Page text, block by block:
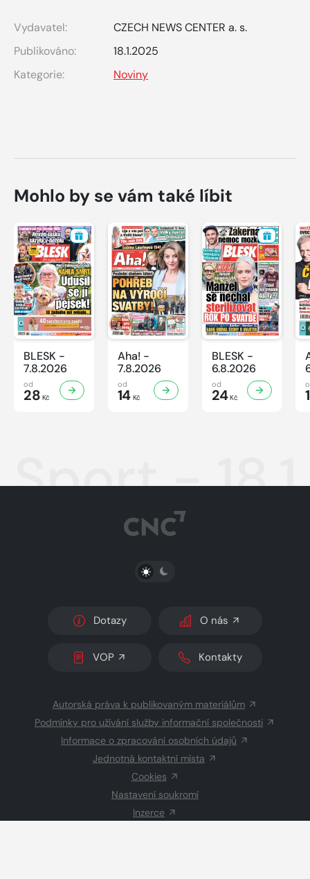
Vydavatel:
CZECH NEWS CENTER a. s.
Publikováno:
18.1.2025
Kategorie:
Noviny
Mohlo by se vám také líbit
BLESK -
7.8.2026
od
28 Kč
Aha! -
7.8.2026
od
14Kč
BLESK -
6.8.2026
od
24Kč
Sport -
PŘEPNOUT SVĚTLÝ/TMAVÝ REŽIM
Dotazy O nás
VOP Kontakty
Autorská práva k publikovaným materiálům
Podmínky pro užívání služby informační společnosti
Informace o zpracování osobních údajů
Jednotná kontaktní místa
Cookies
Nastavení soukromí
Inzerce